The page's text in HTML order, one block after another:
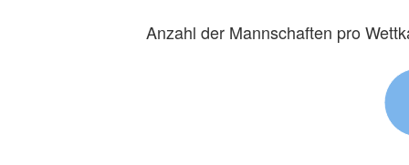
Anzahl der Mannschaften pro